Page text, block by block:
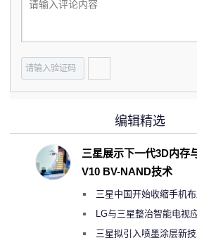
编辑精选
三星展示下一代3D内存
V10 BV-NAND技术
三星中国开始收缩手机
月销售额不达标门店 将被
LG与三星整治智能电视
偷偷共享带宽的违规行为
三星拟引入喷墨涂层新